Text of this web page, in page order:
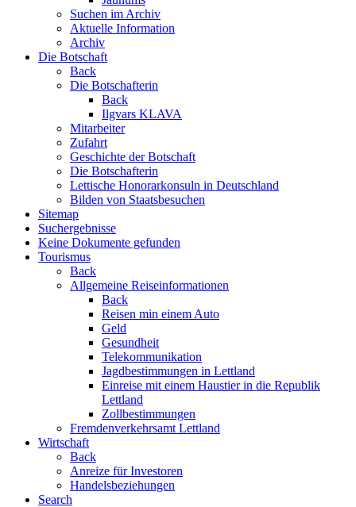
Suchen im Archiv
Aktuelle Information
Archiv
Die Botschaft
Back
Die Botschafterin
Back
Ilgvars KLAVA
Mitarbeiter
Zufahrt
Geschichte der Botschaft
Die Botschafterin
Lettische Honorarkonsuln in Deutschland
Bilden von Staatsbesuchen
Sitemap
Suchergebnisse
Keine Dokumente gefunden
Tourismus
Back
Allgemeine Reiseinformationen
Back
Reisen min einem Auto
Geld
Gesundheit
Telekommunikation
Jagdbestimmungen in Lettland
Einreise mit einem Haustier in die Republik
Lettland
Zollbestimmungen
Fremdenverkehrsamt Lettland
Wirtschaft
Back
Anreize für Investoren
Handelsbeziehungen
Search